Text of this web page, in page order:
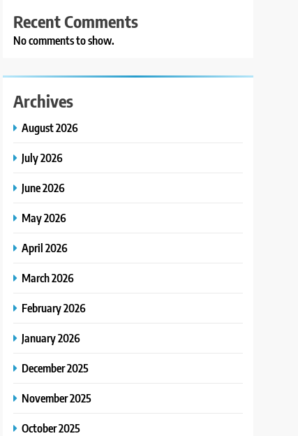
Recent Comments
No comments to show.
Archives
August 2026
July 2026
June 2026
May 2026
April 2026
March 2026
February 2026
January 2026
December 2025
November 2025
October 2025